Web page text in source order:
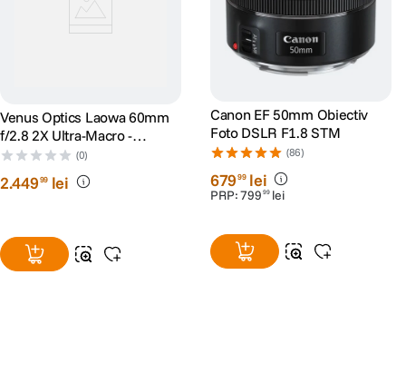
Venus Optics Laowa 60mm
f/2.8 2X Ultra-Macro -
montura Nikon FX, negru
(0)
2.44999 lei
Canon EF 50mm Obiectiv
Foto DSLR F1.8 STM
(86)
67999 lei
PRP:799 99 lei